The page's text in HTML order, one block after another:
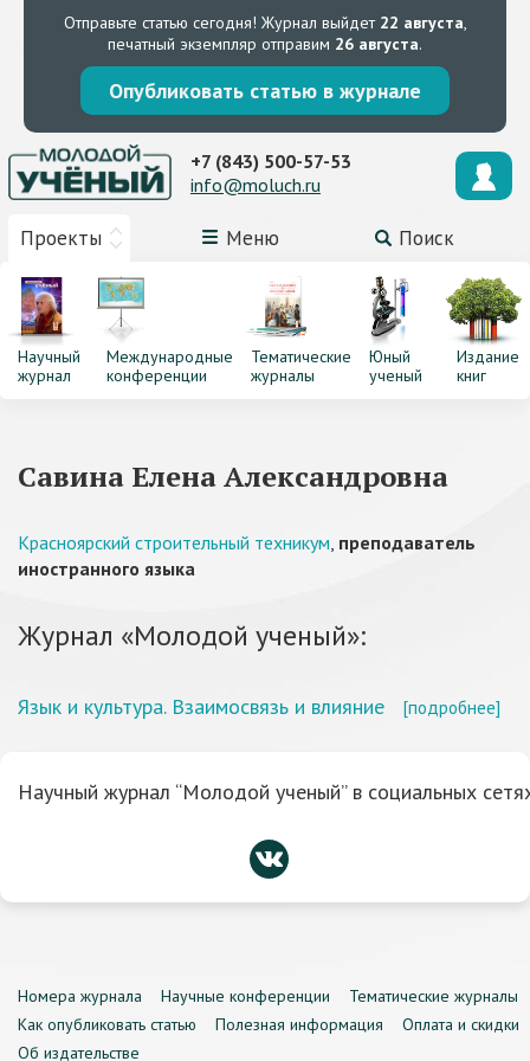
Отправьте статью сегодня! Журнал выйдет 22 августа,
печатный экземпляр отправим 26 августа.
Опубликовать статью в журнале
Проекты Меню Поиск
+7 (843) 500-57-53
info@moluch.ru
Научный
журнал
Международные
конференции
Тематические
журналы
Юный
ученый
Издание
книг
Савина Елена Александровна
Красноярский строительный техникум, преподаватель
иностранного языка
Журнал «Молодой ученый»:
Язык и культура. Взаимосвязь и влияние [подробнее]
Научный журнал “Молодой ученый” в социальных
Номера журнала Научные конференции
Тематические журналы
Как опубликовать статью
Полезная информация
Оплата и скидки
Об издательстве